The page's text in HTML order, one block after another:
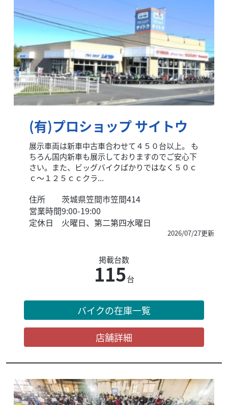
(有)プロショップ サイトウ
展示車両は新車中古車合わせて４５０台以上。 も
ちろん国内新車も展示しておりますのでご安心下
さい。また、ビッグバイクばかりではなく５０ｃ
ｃ～１２５ｃｃクラ...
住所
茨城県笠間市笠間414
営業時間9:00-19:00
定休日
火曜日、第二第四水曜日
2026/07/27更新
掲載台数
115台
バイクの在庫一覧
店舗詳細